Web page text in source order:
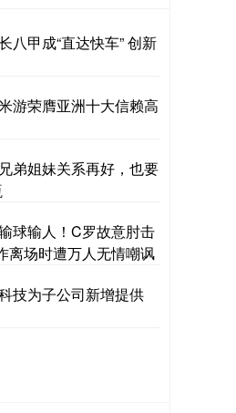
八甲成“直达快车” 创新
游荣膺亚洲十大信赖高
弟姐妹关系再好，也要
球输人！C罗故意肘击
离场时遭万人无情嘲讽
技为子公司新增提供